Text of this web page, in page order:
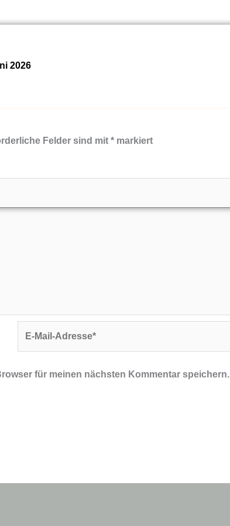
2026
Felder sind mit * markiert
für meinen nächsten Kommentar speichern.